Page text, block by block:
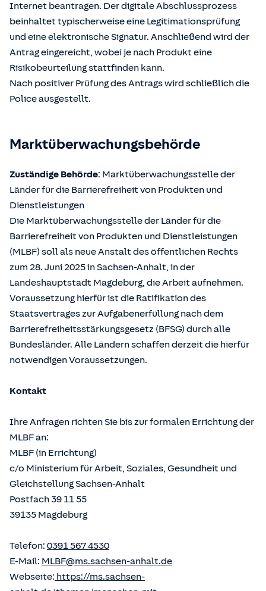
Internet beantragen. Der digitale Abschlussprozess
beinhaltet typischerweise eine Legitimationsprüfung
und eine elektronische Signatur. Anschließend wird der
Antrag eingereicht, wobei je nach Produkt eine
Risikobeurteilung stattfinden kann.
Nach positiver Prüfung des Antrags wird schließlich die
Police ausgestellt.
Marktüberwachungsbehörde
Zuständige Behörde: Marktüberwachungsstelle der
Länder für die Barrierefreiheit von Produkten und
Dienstleistungen
Die Marktüberwachungsstelle der Länder für die
Barrierefreiheit von Produkten und Dienstleistungen
(MLBF) soll als neue Anstalt des öffentlichen Rechts
zum 28. Juni 2025 in Sachsen-Anhalt, in der
Landeshauptstadt Magdeburg, die Arbeit aufnehmen.
Voraussetzung hierfür ist die Ratifikation des
Staatsvertrages zur Aufgabenerfüllung nach dem
Barrierefreiheitsstärkungsgesetz (BFSG) durch alle
Bundesländer. Alle Ländern schaffen derzeit die hierfür
notwendigen Voraussetzungen.
Kontakt
Ihre Anfragen richten Sie bis zur formalen Errichtung der
MLBF an:
MLBF (in Errichtung)
c/o Ministerium für Arbeit, Soziales, Gesundheit und
Gleichstellung Sachsen-Anhalt
Postfach 39 11 55
39135 Magdeburg
Telefon: 0391 567 4530
E-Mail: MLBF@ms.sachsen-anhalt.de
Webseite: https://ms.sachsen-